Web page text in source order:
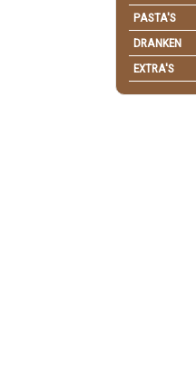
PASTA'S
DRANKEN
EXTRA'S